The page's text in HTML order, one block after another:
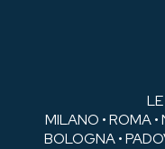
MILANO • ROMA •
BOLOGNA •